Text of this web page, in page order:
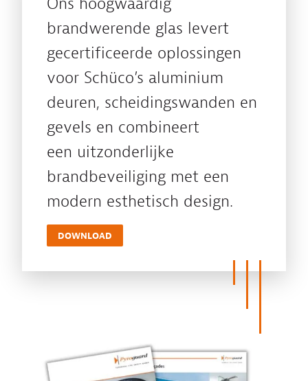
brandwerende glas levert
gecertificeerde oplossingen
voor Schüco’s aluminium
deuren, scheidingswanden en
gevels en combineert
een uitzonderlijke
brandbeveiliging met een
modern esthetisch design.
DOWNLOAD